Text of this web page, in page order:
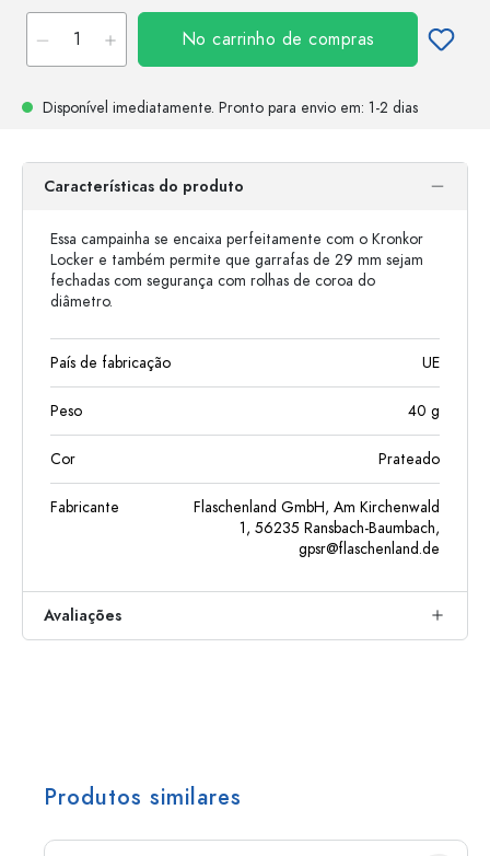
No carrinho de compras
Disponível imediatamente. Pronto para envio em: 1-2 dias
Características do produto
Essa campainha se encaixa perfeitamente com o Kronkor
Locker e também permite que garrafas de 29 mm sejam
fechadas com segurança com rolhas de coroa do
diâmetro.
País de fabricação UE
Peso 40 g
Cor Prateado
Fabricante
Flaschenland GmbH, Am Kirchenwald
1, 56235 Ransbach-Baumbach,
gpsr@flaschenland.de
Avaliações
Produtos similares